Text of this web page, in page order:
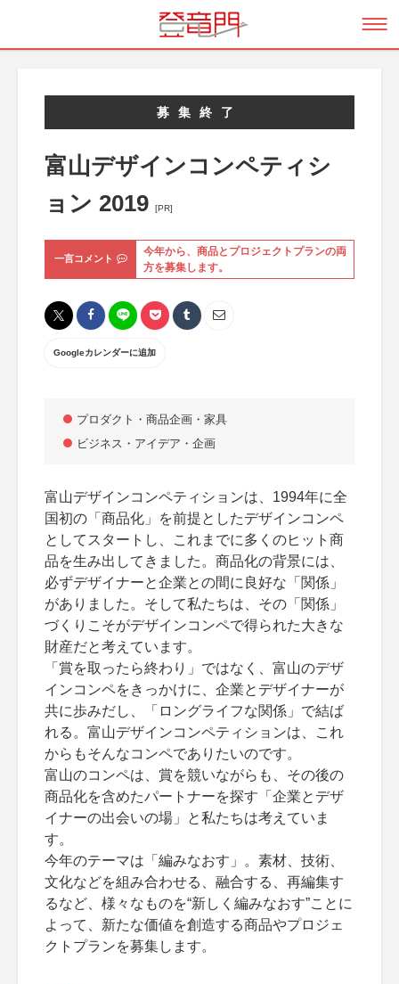
募集終了
富山デザインコンペティシ
ョン 2019
[PR]
一言コメント
今年から、商品とプロジェクトプランの両
方を募集します。
Googleカレンダーに追加
プロダクト・商品企画・家具
ビジネス・アイデア・企画
富山デザインコンペティションは、1994年に全
国初の「商品化」を前提としたデザインコンペ
としてスタートし、これまでに多くのヒット商
品を生み出してきました。商品化の背景には、
必ずデザイナーと企業との間に良好な「関係」
がありました。そして私たちは、その「関係」
づくりこそがデザインコンペで得られた大きな
財産だと考えています。
「賞を取ったら終わり」ではなく、富山のデザ
インコンペをきっかけに、企業とデザイナーが
共に歩みだし、「ロングライフな関係」で結ば
れる。富山デザインコンペティションは、これ
からもそんなコンペでありたいのです。
富山のコンペは、賞を競いながらも、その後の
商品化を含めたパートナーを探す「企業とデザ
イナーの出会いの場」と私たちは考えていま
す。
今年のテーマは「編みなおす」。素材、技術、
文化などを組み合わせる、融合する、再編集す
るなど、様々なものを“新しく編みなおす”ことに
よって、新たな価値を創造する商品やプロジェ
クトプランを募集します。